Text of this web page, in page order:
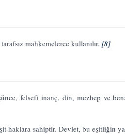
mahkemelerce kullanılır. [8]
felsefi inanç, din, mezhep ve
haklara sahiptir. Devlet, bu eşitliğin